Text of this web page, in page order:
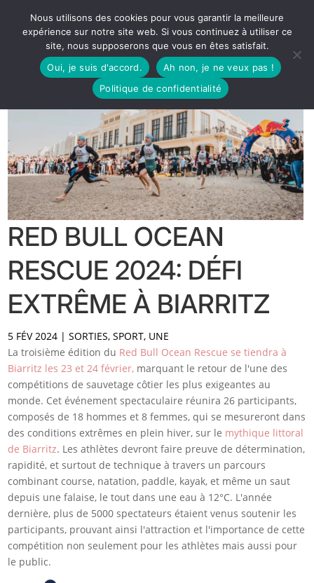
RED BULL OCEAN
RESCUE 2024: DÉFI
EXTRÊME À BIARRITZ
5 FÉV 2024 |SORTIES,SPORT, UNE
La troisième édition du Red Bull Ocean Rescue se tiendra à
Biarritz les 23 et 24 février, marquant le retour de l'une des
compétitions de sauvetage côtier les plus exigeantes au
monde. Cet événement spectaculaire réunira 26 participants,
composés de 18 hommes et 8 femmes, qui se mesureront dans
des conditions extrêmes en plein hiver, sur le mythique littoral
de Biarritz. Les athlètes devront faire preuve de détermination,
rapidité, et surtout de technique à travers un parcours
combinant course, natation, paddle, kayak, et même un saut
depuis une falaise, le tout dans une eau à 12°C. L'année
dernière, plus de 5000 spectateurs étaient venus soutenir les
participants, prouvant ainsi l'attraction et l'importance de cette
compétition non seulement pour les athlètes mais aussi pour
le public.
Nous utilisons des cookies pour vous garantir la meilleure
expérience sur notre site web. Si vous continuez à utiliser ce
site, nous supposerons que vous en êtes satisfait.
Oui, je suis d'accord.
Ah non, je ne veux pas !
Politique de confidentialité